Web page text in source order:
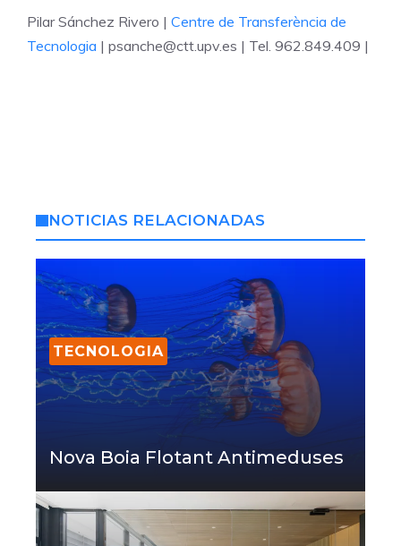
Pilar Sánchez Rivero | Centre de Transferència de
Tecnologia | psanche@ctt.upv.es | Tel. 962.849.409 |
NOTICIAS RELACIONADAS
TECNOLOGIA
Nova Boia Flotant Antimeduses